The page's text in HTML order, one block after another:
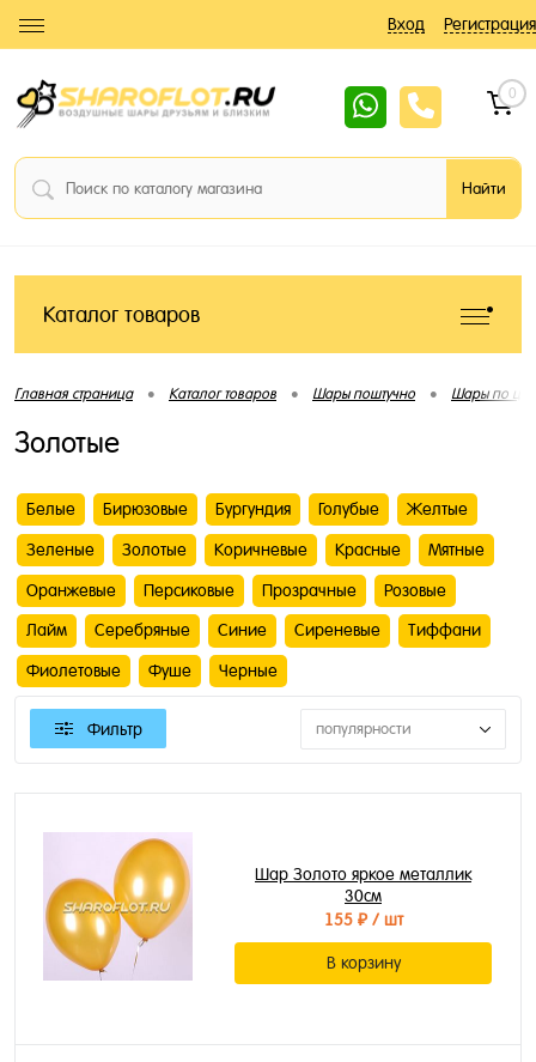
Вход Регистрация
0
Каталог товаров
Главная страница • Каталог товаров • Шары поштучно • Шары по
Золотые
Белые Бирюзовые Бургундия Голубые Желтые
Зеленые Золотые Коричневые Красные Мятные
Оранжевые Персиковые Прозрачные Розовые
Лайм Серебряные Синие Сиреневые Тиффани
Фиолетовые Фуше Черные
Фильтр популярности
Шар Золото яркое металлик
30см
155 ₽/ шт
В корзину